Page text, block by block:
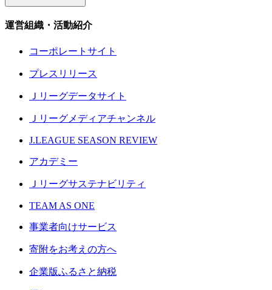
運営組織・活動紹介
コーポレートサイト
プレスリリース
Ｊリーグデータサイト
Ｊリーグメディアチャンネル
J.LEAGUE SEASON REVIEW
アカデミー
Ｊリーグサステナビリティ
TEAM AS ONE
事業者向けサービス
寄附をお考えの方へ
企業版ふるさと納税